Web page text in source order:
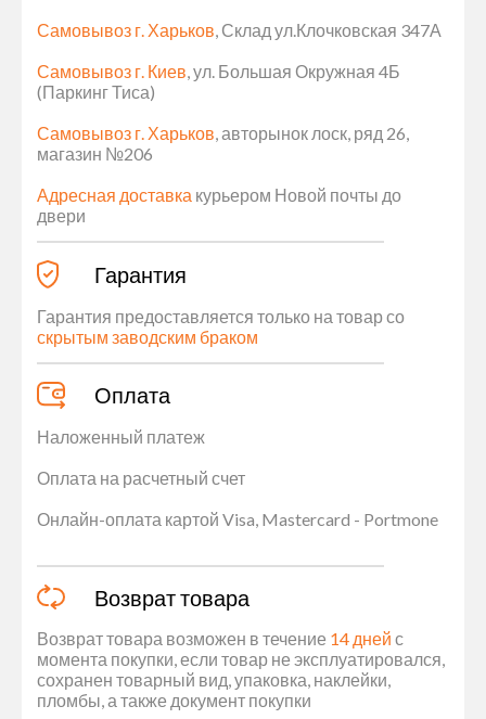
Самовывоз г. Харьков, Склад ул.Клочковская 347А
Самовывоз г. Киев, ул. Большая Окружная 4Б
(Паркинг Тиса)
Самовывоз г. Харьков, авторынок лоск, ряд 26,
магазин №206
Адресная доставка курьером Новой почты до
двери
Гарантия
Гарантия предоставляется только на товар со
скрытым заводским браком
Оплата
Наложенный платеж
Оплата на расчетный счет
Онлайн-оплата картой Visa, Mastercard - Portmone
Возврат товара
Возврат товара возможен в течение 14 дней с
момента покупки, если товар не эксплуатировался,
сохранен товарный вид, упаковка, наклейки,
пломбы, а также документ покупки